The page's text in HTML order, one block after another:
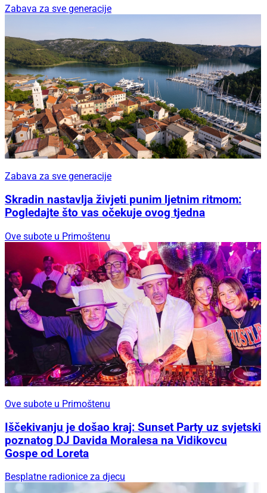
Zabava za sve generacije
Zabava za sve generacije
Skradin nastavlja živjeti punim ljetnim ritmom:
Pogledajte što vas očekuje ovog tjedna
Ove subote u Primoštenu
Ove subote u Primoštenu
Iščekivanju je došao kraj: Sunset Party uz svjetski
poznatog DJ Davida Moralesa na Vidikovcu
Gospe od Loreta
Besplatne radionice za djecu